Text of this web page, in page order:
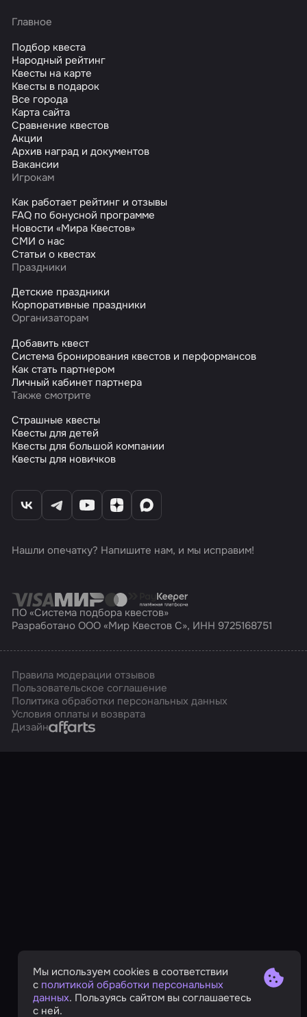
Главное
Подбор квеста
Народный рейтинг
Квесты на карте
Квесты в подарок
Все города
Карта сайта
Сравнение квестов
Акции
Архив наград и документов
Вакансии
Игрокам
Как работает рейтинг и отзывы
FAQ по бонусной программе
Новости «Мира Квестов»
СМИ о нас
Статьи о квестах
Праздники
Детские праздники
Корпоративные праздники
Организаторам
Добавить квест
Система бронирования квестов и перформансов
Как стать партнером
Личный кабинет партнера
Также смотрите
Страшные квесты
Квесты для детей
Квесты для большой компании
Квесты для новичков
Нашли опечатку? Напишите нам, и мы исправим!
ПО «Система подбора квестов»
Разработано ООО «Мир Квестов С», ИНН 9725168751
Правила модерации отзывов
Пользовательское соглашение
Политика обработки персональных данных
Условия оплаты и возврата
ДизайнAffarts
Мы используем cookies в соответствии
с политикой обработки персональных
данных. Пользуясь сайтом вы соглашаетесь
с ней.